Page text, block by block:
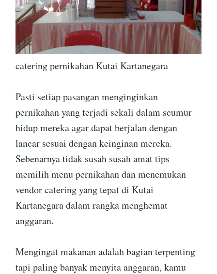
catering pernikahan Kutai Kartanegara
Pasti setiap pasangan menginginkan
pernikahan yang terjadi sekali dalam seumur
hidup mereka agar dapat berjalan dengan
lancar sesuai dengan keinginan mereka.
Sebenarnya tidak susah susah amat tips
memilih menu pernikahan dan menemukan
vendor catering yang tepat di Kutai
Kartanegara dalam rangka menghemat
anggaran.
Mengingat makanan adalah bagian terpenting
tapi paling banyak menyita anggaran, kamu